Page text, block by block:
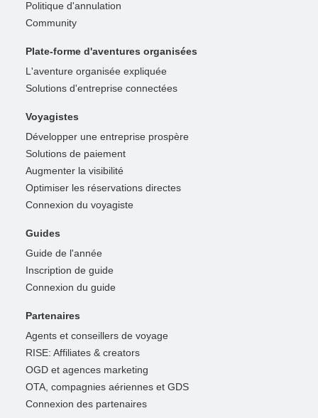
Politique d'annulation
Community
Plate-forme d'aventures organisées
L'aventure organisée expliquée
Solutions d'entreprise connectées
Voyagistes
Développer une entreprise prospère
Solutions de paiement
Augmenter la visibilité
Optimiser les réservations directes
Connexion du voyagiste
Guides
Guide de l'année
Inscription de guide
Connexion du guide
Partenaires
Agents et conseillers de voyage
RISE: Affiliates & creators
OGD et agences marketing
OTA, compagnies aériennes et GDS
Connexion des partenaires